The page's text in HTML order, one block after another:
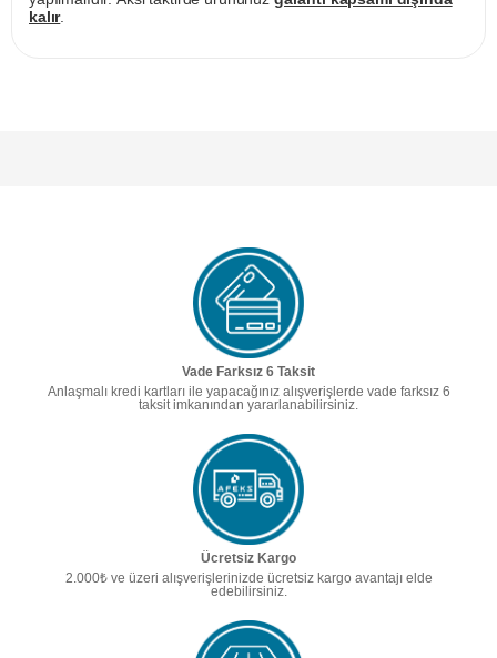
kalır.
Vade Farksız 6 Taksit
Anlaşmalı kredi kartları ile yapacağınız alışverişlerde vade farksız 6
taksit imkanından yararlanabilirsiniz.
Ücretsiz Kargo
2.000₺ ve üzeri alışverişlerinizde ücretsiz kargo avantajı elde
edebilirsiniz.